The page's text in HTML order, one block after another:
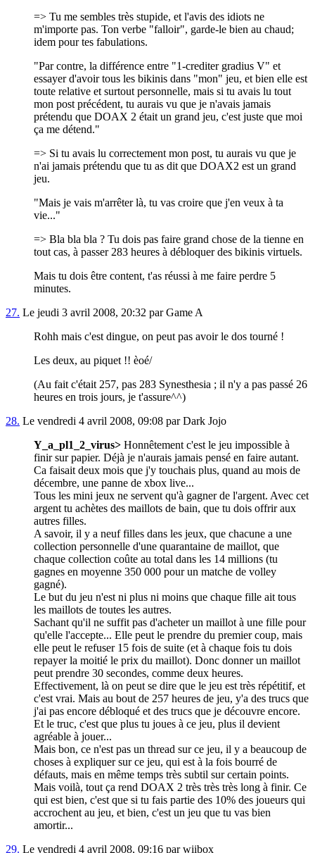
=> Tu me sembles très stupide, et l'avis des idiots ne
m'importe pas. Ton verbe "falloir", garde-le bien au chaud;
idem pour tes fabulations.
"Par contre, la différence entre "1-crediter gradius V" et
essayer d'avoir tous les bikinis dans "mon" jeu, et bien elle est
toute relative et surtout personnelle, mais si tu avais lu tout
mon post précédent, tu aurais vu que je n'avais jamais
prétendu que DOAX 2 était un grand jeu, c'est juste que moi
ça me détend."
=> Si tu avais lu correctement mon post, tu aurais vu que je
n'ai jamais prétendu que tu as dit que DOAX2 est un grand
jeu.
"Mais je vais m'arrêter là, tu vas croire que j'en veux à ta
vie..."
=> Bla bla bla ? Tu dois pas faire grand chose de la tienne en
tout cas, à passer 283 heures à débloquer des bikinis virtuels.
Mais tu dois être content, t'as réussi à me faire perdre 5
minutes.
27. Le jeudi 3 avril 2008, 20:32 par Game A
Rohh mais c'est dingue, on peut pas avoir le dos tourné !
Les deux, au piquet !! èoé/
(Au fait c'était 257, pas 283 Synesthesia ; il n'y a pas passé 26
heures en trois jours, je t'assure^^)
28. Le vendredi 4 avril 2008, 09:08 par Dark Jojo
Y_a_pl1_2_virus> Honnêtement c'est le jeu impossible à
finir sur papier. Déjà je n'aurais jamais pensé en faire autant.
Ca faisait deux mois que j'y touchais plus, quand au mois de
décembre, une panne de xbox live...
Tous les mini jeux ne servent qu'à gagner de l'argent. Avec cet
argent tu achètes des maillots de bain, que tu dois offrir aux
autres filles.
A savoir, il y a neuf filles dans les jeux, que chacune a une
collection personnelle d'une quarantaine de maillot, que
chaque collection coûte au total dans les 14 millions (tu
gagnes en moyenne 350 000 pour un matche de volley
gagné).
Le but du jeu n'est ni plus ni moins que chaque fille ait tous
les maillots de toutes les autres.
Sachant qu'il ne suffit pas d'acheter un maillot à une fille pour
qu'elle l'accepte... Elle peut le prendre du premier coup, mais
elle peut le refuser 15 fois de suite (et à chaque fois tu dois
repayer la moitié le prix du maillot). Donc donner un maillot
peut prendre 30 secondes, comme deux heures.
Effectivement, là on peut se dire que le jeu est très répétitif, et
c'est vrai. Mais au bout de 257 heures de jeu, y'a des trucs que
j'ai pas encore débloqué et des trucs que je découvre encore.
Et le truc, c'est que plus tu joues à ce jeu, plus il devient
agréable à jouer...
Mais bon, ce n'est pas un thread sur ce jeu, il y a beaucoup de
choses à expliquer sur ce jeu, qui est à la fois bourré de
défauts, mais en même temps très subtil sur certain points.
Mais voilà, tout ça rend DOAX 2 très très très long à finir. Ce
qui est bien, c'est que si tu fais partie des 10% des joueurs qui
accrochent au jeu, et bien, c'est un jeu que tu vas bien
amortir...
29. Le vendredi 4 avril 2008, 09:16 par wiibox